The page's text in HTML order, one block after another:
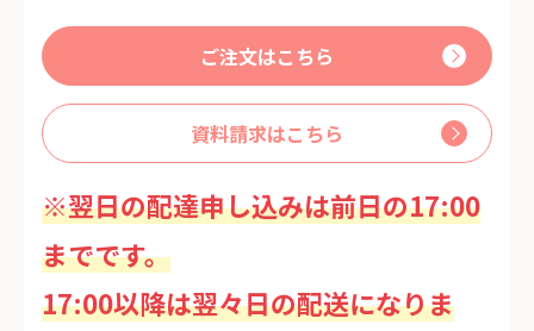
ご注文はこちら
資料請求はこちら
※翌日の配達申し込みは前日の17:00
までです。
17:00以降は翌々日の配送になりま